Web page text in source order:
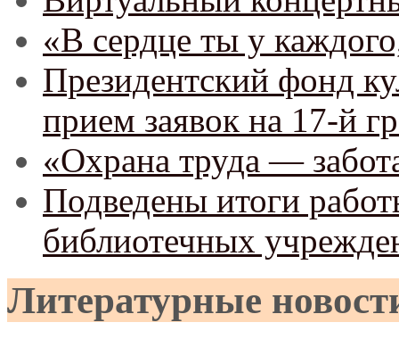
«В сердце ты у
Президентский фонд
прием заявок на 17-й
«Охрана труда —
Подведены итоги
библиотечных
Литературные